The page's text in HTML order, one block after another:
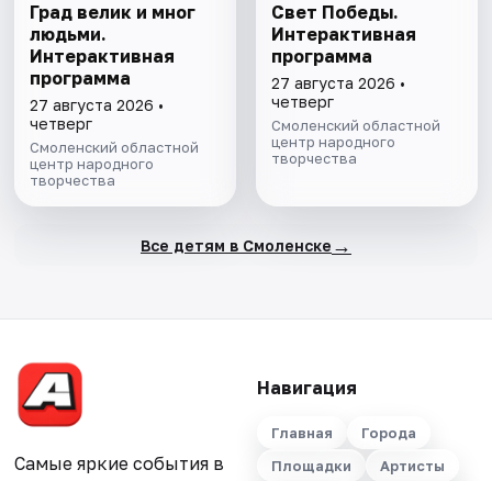
Град велик и мног
людьми.
Интерактивная
программа
27 августа 2026 •
четверг
Смоленский областной
центр народного
творчества
Свет Победы.
Интерактивная
программа
27 августа 2026 •
четверг
Смоленский областной
центр народного
творчества
Все детям в Смоленске →
Самые яркие события в
Навигация
Главная
Города
Площадки
Артисты